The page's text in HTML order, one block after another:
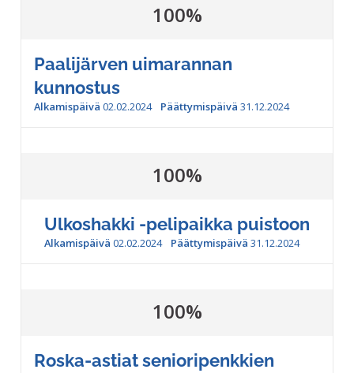
Paalijärven uimarannan
kunnostus
Alkamispäivä 02.02.2024 Päättymispäivä 31.12.2024
100%
Ulkoshakki -pelipaikka puistoon
Alkamispäivä 02.02.2024 Päättymispäivä 31.12.2024
100%
Roska-astiat senioripenkkien
100%